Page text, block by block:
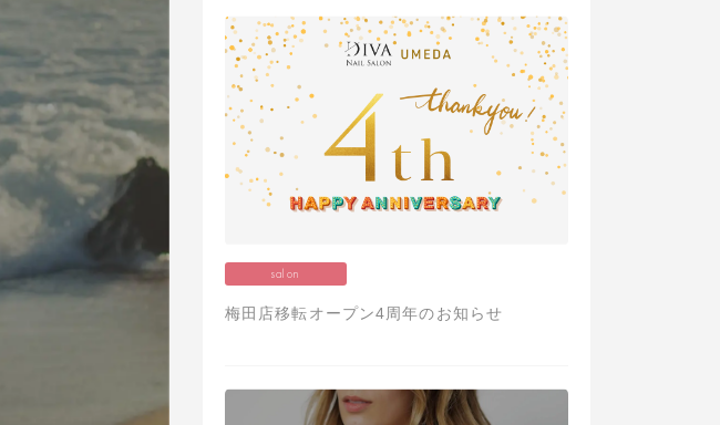
salon
梅田店移転オープン4周年のお知らせ